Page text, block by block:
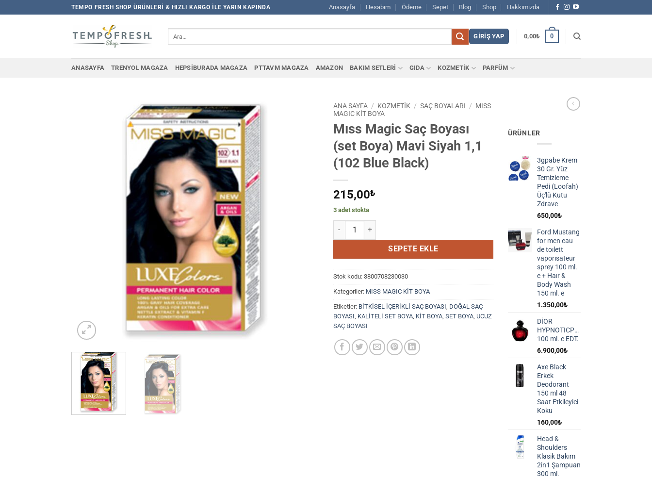
atla
TEMPO FRESH SHOP ÜRÜNLERI & HIZLI KARGO ILE YARIN KAPINDA Anasayfa Hesabım Ödeme Sepet Blog Shop Hakkımızda
GIRIŞ YAP 0,00₺ 0
ANASAYFA TRENYOL MAGAZA HEPSIBURADA MAGAZA PTTAVM MAGAZA AMAZON BAKIM SETLERİ GIDA KOZMETİK PARFÜM
ANA SAYFA / KOZMETİK / SAÇ BOYALARI / MISS
MAGIC KİT BOYA
Mıss Magic Saç Boyası
(set Boya) Mavi Siyah 1,1
(102 Blue Black)
215,00₺
3 adet stokta
Mıss Magic Saç Boyası (set Boya) Mavi Siyah 1,1 (102 Blue Black) adet
SEPETE EKLE
Stok kodu: 3800708230030
Kategoriler: MISS MAGIC KİT BOYA
Etiketler: BİTKİSEL İÇERİKLİ SAÇ BOYASI DOĞAL SAÇ
BOYASI KALİTELİ SET BOYA KİT BOYA SET BOYA UCUZ
SAÇ BOYASI
ÜRÜNLER
3gpabe Krem
30 Gr. Yüz
Temizleme
Pedi (Loofah)
Üç'lü Kutu
Zdrave
650,00₺
Ford Mustang
for men eau
de toılett
vaporısateur
sprey 100 ml.
e + Haır &
Body Wash
150 ml. e
1.350,00₺
DİOR
HYPNOTICPOSION
100 ml. e EDT.
6.900,00₺
Axe Black
Erkek
Deodorant
150 ml 48
Saat Etkileyici
Koku
160,00₺
Head &
Shoulders
Klasik Bakım
2in1 Şampuan
300 ml.